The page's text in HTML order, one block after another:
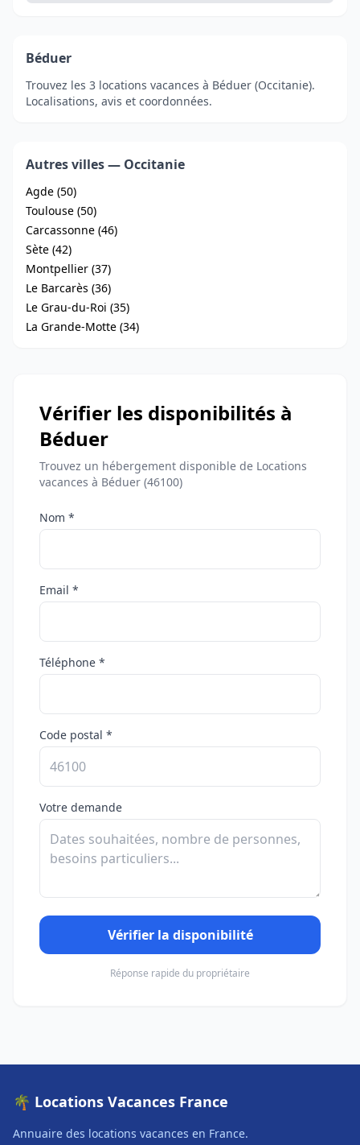
Béduer
Trouvez les 3 locations vacances à Béduer (Occitanie).
Localisations, avis et coordonnées.
Autres villes — Occitanie
Agde (50)
Toulouse (50)
Carcassonne (46)
Sète (42)
Montpellier (37)
Le Barcarès (36)
Le Grau-du-Roi (35)
La Grande-Motte (34)
Vérifier les disponibilités à
Béduer
Trouvez un hébergement disponible de Locations
vacances à Béduer (46100)
Nom *
Email *
Téléphone *
Code postal *
Votre demande
Vérifier la disponibilité
Réponse rapide du propriétaire
🌴 Locations Vacances France
Annuaire des locations vacances en France.